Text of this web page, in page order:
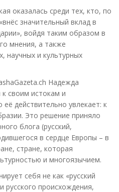
оказалась среди тех, кто, по
значительный вклад в
войдя таким образом в
мнения, а также
научных и культурных
Надежда
к своим истокам и
действительно увлекает: к
Это решение приняло
блога (русский,
в сердце Европы – в
стране, которая
и многоязычием.
себя не как «русский
русского происхождения,